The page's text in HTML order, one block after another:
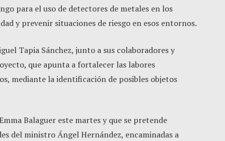
para el uso de detectores de metales en los
y prevenir situaciones de riesgo en esos entornos.
Tapia Sánchez, junto a sus colaboradores y
que apunta a fortalecer las labores
mediante la identificación de posibles objetos
Balaguer este martes y que se pretende
del ministro Ángel Hernández, encaminadas a